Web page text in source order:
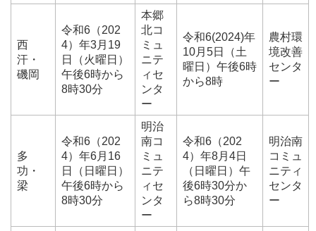
西
汗・
磯岡
令和6（202
4）年3月19
日（火曜日）
午後6時から
8時30分
本郷
北コ
ミュ
ニテ
ィセ
ンタ
ー
令和6(2024)年
10月5日（土
曜日）午後6時
から8時
農村環
境改善
センタ
ー
多
功・
梁
令和6（202
4）年6月16
日（日曜日）
午後6時から
8時30分
明治
南コ
ミュ
ニテ
ィセ
ンタ
ー
令和6（202
4）年8月4日
（日曜日）午
後6時30分か
ら8時30分
明治南
コミュ
ニティ
センタ
ー